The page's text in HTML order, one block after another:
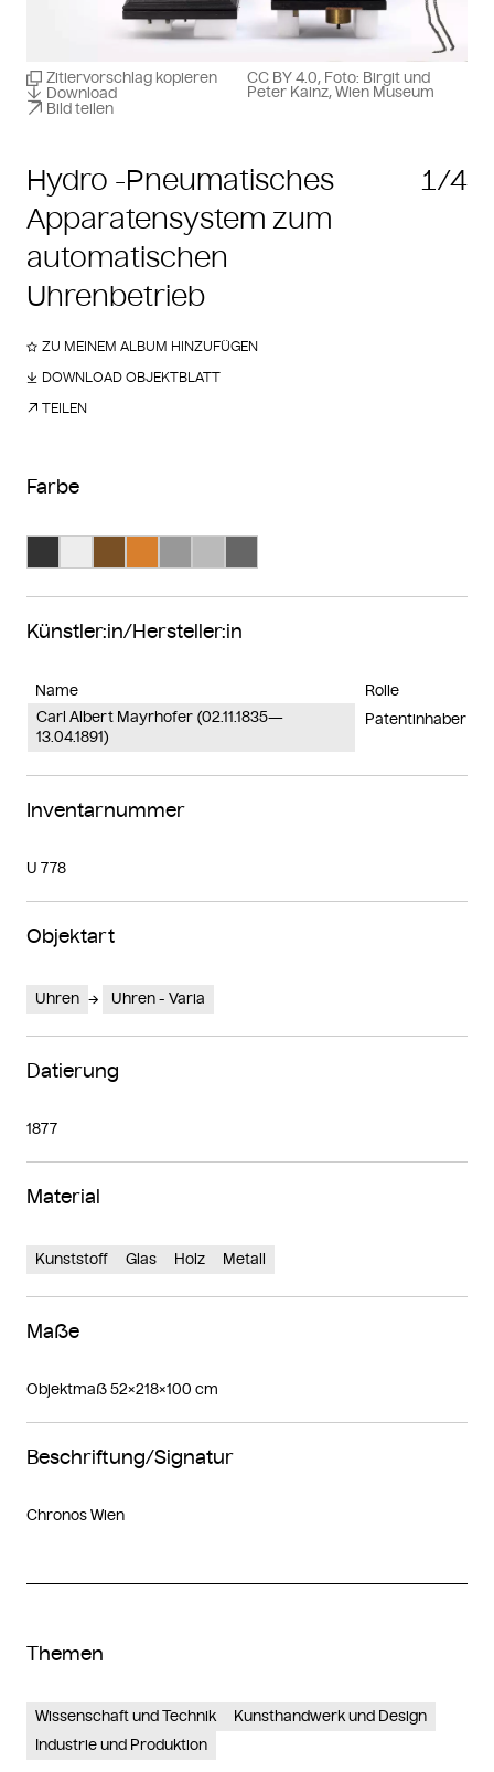
Hydro -Pneumatisches
Apparatensystem zum
automatischen
Uhrenbetrieb
1/4
Zitiervorschlag kopieren
Download
Bild teilen
CC BY 4.0, Foto: Birgit und
Peter Kainz, Wien Museum
ZU MEINEM ALBUM HINZUFÜGEN
DOWNLOAD OBJEKTBLATT
TEILEN
Farbe
Künstler:in/Hersteller:in
Name
Rolle
Carl Albert Mayrhofer (02.11.1835—
13.04.1891)
Patentinhaber
Inventarnummer
U 778
Objektart
Uhren Uhren - Varia
Datierung
1877
Material
Kunststoff Glas Holz Metall
Maße
Objektmaß 52×218×100 cm
Beschriftung/Signatur
Chronos Wien
Themen
Wissenschaft und Technik
Kunsthandwerk und Design
Industrie und Produktion